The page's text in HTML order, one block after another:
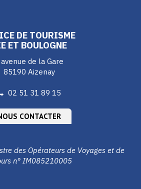
DE TOURISME
ET BOULOGNE
de la Gare
85190 Aizenay
02 51 31 89 15
CONTACTER
des Opérateurs de Voyages et de
n° IM085210005